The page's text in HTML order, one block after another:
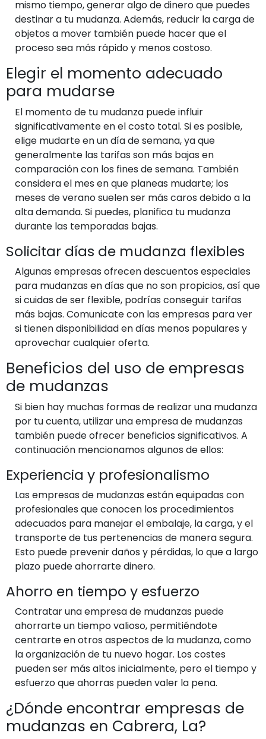
mismo tiempo, generar algo de dinero que puedes
destinar a tu mudanza. Además, reducir la carga de
objetos a mover también puede hacer que el
proceso sea más rápido y menos costoso.
Elegir el momento adecuado
para mudarse
El momento de tu mudanza puede influir
significativamente en el costo total. Si es posible,
elige mudarte en un día de semana, ya que
generalmente las tarifas son más bajas en
comparación con los fines de semana. También
considera el mes en que planeas mudarte; los
meses de verano suelen ser más caros debido a la
alta demanda. Si puedes, planifica tu mudanza
durante las temporadas bajas.
Solicitar días de mudanza flexibles
Algunas empresas ofrecen descuentos especiales
para mudanzas en días que no son propicios, así que
si cuidas de ser flexible, podrías conseguir tarifas
más bajas. Comunicate con las empresas para ver
si tienen disponibilidad en días menos populares y
aprovechar cualquier oferta.
Beneficios del uso de empresas
de mudanzas
Si bien hay muchas formas de realizar una mudanza
por tu cuenta, utilizar una empresa de mudanzas
también puede ofrecer beneficios significativos. A
continuación mencionamos algunos de ellos:
Experiencia y profesionalismo
Las empresas de mudanzas están equipadas con
profesionales que conocen los procedimientos
adecuados para manejar el embalaje, la carga, y el
transporte de tus pertenencias de manera segura.
Esto puede prevenir daños y pérdidas, lo que a largo
plazo puede ahorrarte dinero.
Ahorro en tiempo y esfuerzo
Contratar una empresa de mudanzas puede
ahorrarte un tiempo valioso, permitiéndote
centrarte en otros aspectos de la mudanza, como
la organización de tu nuevo hogar. Los costes
pueden ser más altos inicialmente, pero el tiempo y
esfuerzo que ahorras pueden valer la pena.
¿Dónde encontrar empresas de
mudanzas en Cabrera, La?